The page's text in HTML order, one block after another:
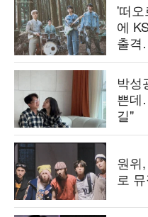
'떠
에
출격
박성
쁜데
길"
원위
로